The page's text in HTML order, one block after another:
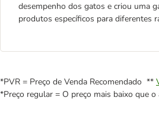
desempenho dos gatos e criou uma
produtos específicos para diferentes
*PVR = Preço de Venda Recomendado **
*Preço regular = O preço mais baixo que